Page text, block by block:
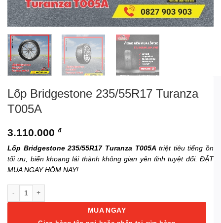
Lốp Bridgestone 235/55R17 Turanza
T005A
3.110.000 ₫
Lốp Bridgestone 235/55R17 Turanza T005A triệt tiêu tiếng ồn
tối ưu, biến khoang lái thành không gian yên tĩnh tuyệt đối. ĐẶT
MUA NGAY HÔM NAY!
MUA NGAY